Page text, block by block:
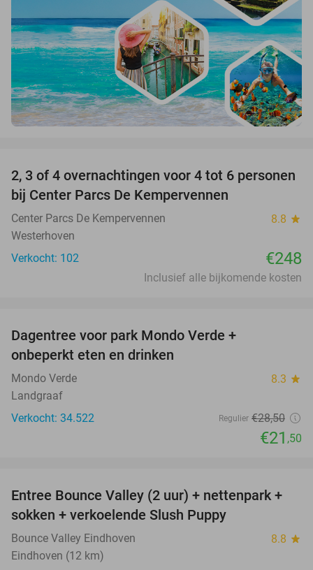
2, 3 of 4 overnachtingen voor 4 tot 6 personen
bij Center Parcs De Kempervennen
Center Parcs De Kempervennen 8.8 star
Westerhoven
Verkocht: 102
€248
Inclusief alle bijkomende kosten
Dagentree voor park Mondo Verde +
onbeperkt eten en drinken
Mondo Verde 8.3 star
Landgraaf
Verkocht: 34.522
Regulier €28,50
€21 ,50
46%
Entree Bounce Valley (2 uur) + nettenpark +
sokken + verkoelende Slush Puppy
Bounce Valley Eindhoven 8.8 star
Eindhoven (12 km)